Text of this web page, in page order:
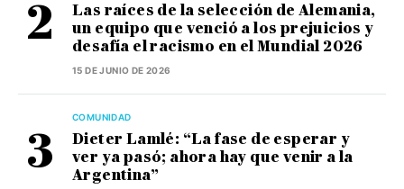
Las raíces de la selección de Alemania,
un equipo que venció a los prejuicios y
desafía el racismo en el Mundial 2026
15 DE JUNIO DE 2026
COMUNIDAD
Dieter Lamlé: “La fase de esperar y
ver ya pasó; ahora hay que venir a la
Argentina”